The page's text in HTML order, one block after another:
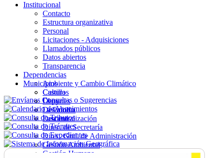
Institucional
Contacto
Estructura organizativa
Personal
Licitaciones - Adquisiciones
Llamados públicos
Datos abiertos
Transparencia
Dependencias
Ambiente y Cambio Climático
Cultura
Deportes
Desarrollo
Descentralización
Direc. de Secretaría
Direc. Gral. de Administración
Gestión Ambiental
Gestión Humana
Municipios
Castillos
Chuy
La Paloma
Lascano